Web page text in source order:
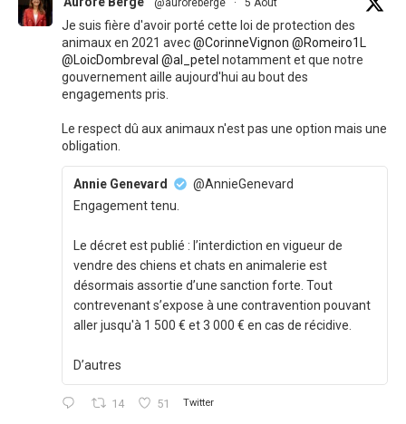
@auroreberge · 5 Août
Je suis fière d'avoir porté cette loi de protection des
animaux en 2021 avec@CorinneVignon @Romeiro1L
@LoicDombreval @al_petel notamment et que notre
gouvernement aille aujourd'hui au bout des
engagements pris.
Le respect dû aux animaux n'est pas une option mais une
obligation.
Annie Genevard
@AnnieGenevard
Engagement tenu.
Le décret est publié : l’interdiction en vigueur de
vendre des chiens et chats en animalerie est
désormais assortie d’une sanction forte. Tout
contrevenant s’expose à une contravention pouvant
aller jusqu'à 1 500 € et 3 000 € en cas de récidive.
D’autres
14 51 Twitter